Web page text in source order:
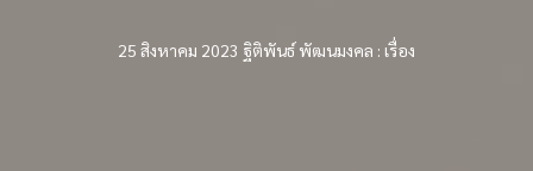
25 สิงหาคม 2023 ฐิติพันธ์ พัฒนมงคล : เรื่อง